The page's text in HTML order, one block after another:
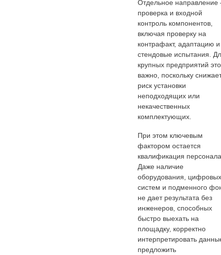
Отдельное
проверка и входной
контроль компонентов,
включая проверку на
контрафакт, адаптацию и
стендовые испытания.
крупных предприятий это
важно, поскольку
риск установки
неподходящих или
некачественных
комплектующих.
При этом ключевым
фактором остается
квалификация
Даже наличие
оборудования, цифровых
систем и подменного
не дает результата без
инженеров, способных
быстро выехать на
площадку, корректно
интерпретировать
предложить